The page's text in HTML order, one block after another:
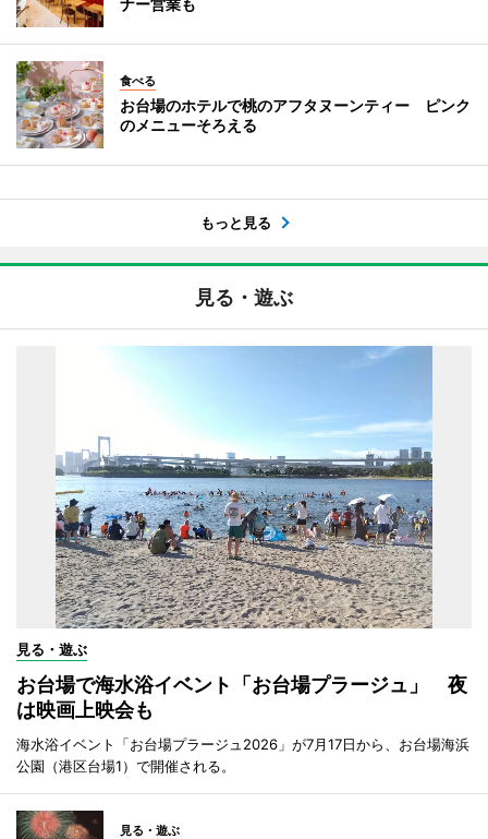
食べる
お台場のホテルで桃のアフタヌーンティー ピンク
のメニューそろえる
もっと見る
見る・遊ぶ
見る・遊ぶ
お台場で海水浴イベント「お台場プラージュ」 夜
は映画上映会も
海水浴イベント「お台場プラージュ2026」が7月17日から、お台場海浜
公園（港区台場1）で開催される。
見る・遊ぶ